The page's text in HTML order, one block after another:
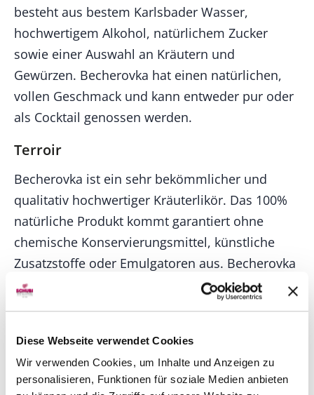
Diese Webseite verwendet Cookies
Wir verwenden Cookies, um Inhalte und Anzeigen zu
personalisieren, Funktionen für soziale Medien anbieten
besteht aus bestem Karlsbader Wasser,
hochwertigem Alkohol, natürlichem Zucker
sowie einer Auswahl an Kräutern und
Gewürzen. Becherovka hat einen natürlichen,
vollen Geschmack und kann entweder pur oder
als Cocktail genossen werden.
Terroir
Becherovka ist ein sehr bekömmlicher und
qualitativ hochwertiger Kräuterlikör. Das 100%
natürliche Produkt kommt garantiert ohne
chemische Konservierungsmittel, künstliche
Zusatzstoffe oder Emulgatoren aus. Becherovka
besteht aus bestem Karlsbader Wasser,
hochwertigem Alkohol, natürlichem Zucker
Gewürzen. Becherovka hat einen natürlichen,
vollen Geschmack und kann entweder pur oder
als Cocktail genossen werden.